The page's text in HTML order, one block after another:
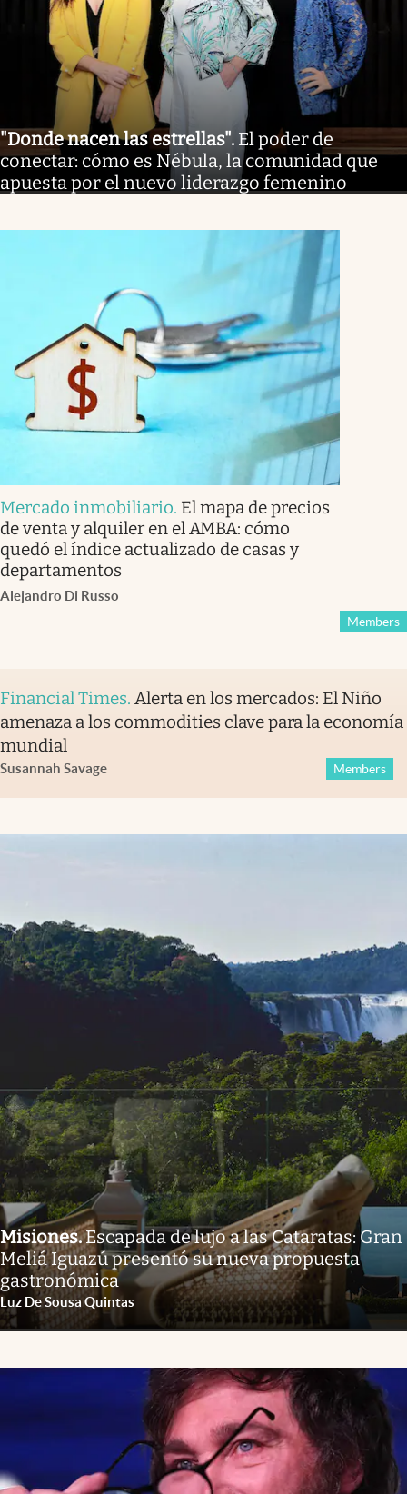
"Donde nacen las estrellas". El poder de
conectar: cómo es Nébula, la comunidad que
apuesta por el nuevo liderazgo femenino
Mercado inmobiliario. El mapa de precios
de venta y alquiler en el AMBA: cómo
quedó el índice actualizado de casas y
departamentos
Alejandro Di Russo
Members
Financial Times. Alerta en los mercados: El Niño
amenaza a los commodities clave para la economía
mundial
Susannah Savage Members
Misiones.Escapada de lujo a las Cataratas: Gran
Meliá Iguazú presentó su nueva propuesta
gastronómica
Luz De Sousa Quintas